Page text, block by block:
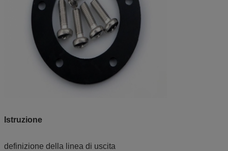
Istruzione
definizione della linea di uscita